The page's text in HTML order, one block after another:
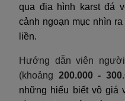
qua địa hình karst đá
cảnh ngoạn mục nhìn
liền.
Hướng dẫn viên
(khoảng 200.000 -
những hiểu biết vô giá